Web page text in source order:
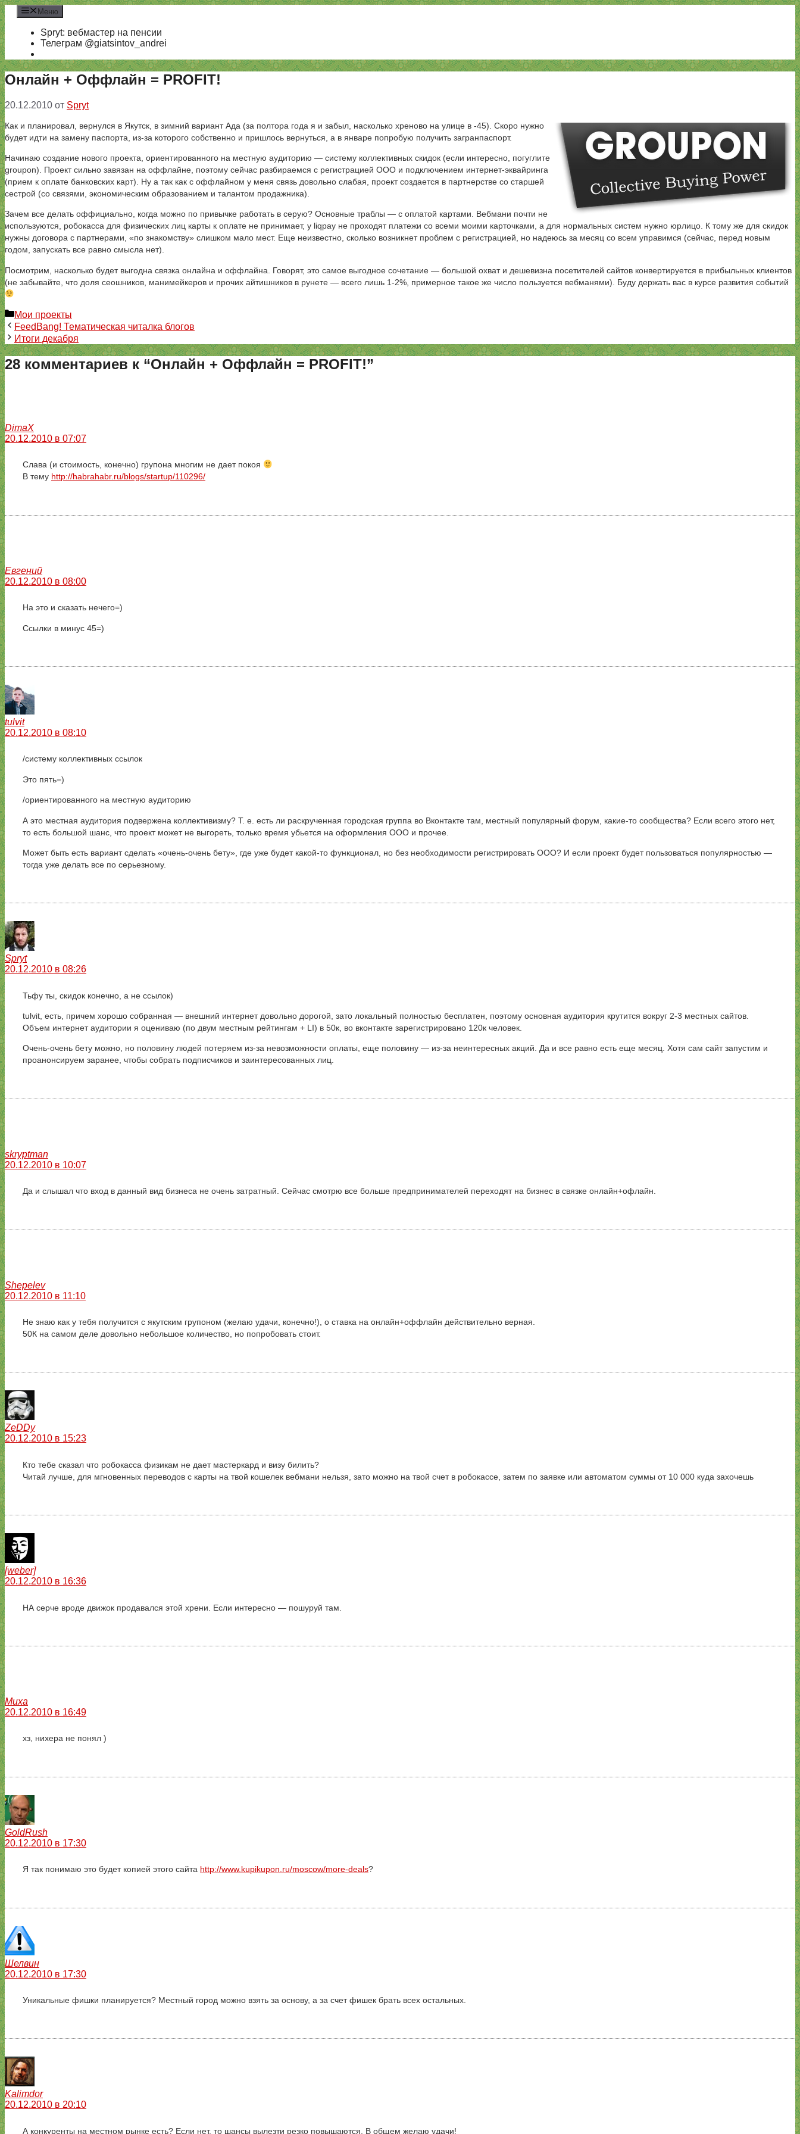
Перейти
к
содержимому
Меню
Spryt: вебмастер на пенсии
Телеграм @giatsintov_andrei
Онлайн + Оффлайн = PROFIT!
20.12.2010 от Spryt
Как и планировал, вернулся в Якутск, в зимний вариант Ада (за полтора года я и забыл, насколько хреново на улице в -45). Скоро нужно
будет идти на замену паспорта, из-за которого собственно и пришлось вернуться, а в январе попробую получить загранпаспорт.
Начинаю создание нового проекта, ориентированного на местную аудиторию — систему коллективных скидок (если интересно, погуглите
groupon). Проект сильно завязан на оффлайне, поэтому сейчас разбираемся с регистрацией ООО и подключением интернет-эквайринга
(прием к оплате банковских карт). Ну а так как с оффлайном у меня связь довольно слабая, проект создается в партнерстве со старшей
сестрой (со связями, экономическим образованием и талантом продажника).
Зачем все делать оффициально, когда можно по привычке работать в серую? Основные траблы — с оплатой картами. Вебмани почти не
используются, робокасса для физических лиц карты к оплате не принимает, у liqpay не проходят платежи со всеми моими карточками, а для нормальных систем нужно юрлицо. К тому же для скидок
нужны договора с партнерами, «по знакомству» слишком мало мест. Еще неизвестно, сколько возникнет проблем с регистрацией, но надеюсь за месяц со всем управимся (сейчас, перед новым
годом, запускать все равно смысла нет).
Посмотрим, насколько будет выгодна связка онлайна и оффлайна. Говорят, это самое выгодное сочетание — большой охват и дешевизна посетителей сайтов конвертируется в прибыльных клиентов
(не забывайте, что доля сеошников, манимейкеров и прочих айтишников в рунете — всего лишь 1-2%, примерное такое же число пользуется вебманями). Буду держать вас в курсе развития событий
Рубрики
Мои проекты
FeedBang! Тематическая читалка блогов
Итоги декабря
28 комментариев к “Онлайн + Оффлайн = PROFIT!”
DimaX
20.12.2010 в 07:07
Слава (и стоимость, конечно) групона многим не дает покоя
В тему http://habrahabr.ru/blogs/startup/110296/
Евгений
20.12.2010 в 08:00
На это и сказать нечего=)
Ссылки в минус 45=)
tulvit
20.12.2010 в 08:10
/систему коллективных ссылок
Это пять=)
/ориентированного на местную аудиторию
А это местная аудитория подвержена коллективизму? Т. е. есть ли раскрученная городская группа во Вконтакте там, местный популярный форум, какие-то сообщества? Если всего этого нет,
то есть большой шанс, что проект может не выгореть, только время убьется на оформления ООО и прочее.
Может быть есть вариант сделать «очень-очень бету», где уже будет какой-то функционал, но без необходимости регистрировать ООО? И если проект будет пользоваться популярностью —
тогда уже делать все по серьезному.
Spryt
20.12.2010 в 08:26
Тьфу ты, скидок конечно, а не ссылок)
tulvit, есть, причем хорошо собранная — внешний интернет довольно дорогой, зато локальный полностью бесплатен, поэтому основная аудитория крутится вокруг 2-3 местных сайтов.
Объем интернет аудитории я оцениваю (по двум местным рейтингам + LI) в 50к, во вконтакте зарегистрировано 120к человек.
Очень-очень бету можно, но половину людей потеряем из-за невозможности оплаты, еще половину — из-за неинтересных акций. Да и все равно есть еще месяц. Хотя сам сайт запустим и
проанонсируем заранее, чтобы собрать подписчиков и заинтересованных лиц.
skryptman
20.12.2010 в 10:07
Да и слышал что вход в данный вид бизнеса не очень затратный. Сейчас смотрю все больше предпринимателей переходят на бизнес в связке онлайн+офлайн.
Shepelev
20.12.2010 в 11:10
Не знаю как у тебя получится с якутским групоном (желаю удачи, конечно!), о ставка на онлайн+оффлайн действительно верная.
50К на самом деле довольно небольшое количество, но попробовать стоит.
ZeDDy
20.12.2010 в 15:23
Кто тебе сказал что робокасса физикам не дает мастеркард и визу билить?
Читай лучше, для мгновенных переводов с карты на твой кошелек вебмани нельзя, зато можно на твой счет в робокассе, затем по заявке или автоматом суммы от 10 000 куда захочешь
[weber]
20.12.2010 в 16:36
НА серче вроде движок продавался этой хрени. Если интересно — пошуруй там.
Миха
20.12.2010 в 16:49
хз, нихера не понял )
GoldRush
20.12.2010 в 17:30
Я так понимаю это будет копией этого сайта http://www.kupikupon.ru/moscow/more-deals?
Шелвин
20.12.2010 в 17:30
Уникальные фишки планируется? Местный город можно взять за основу, а за счет фишек брать всех остальных.
Kalimdor
20.12.2010 в 20:10
А конкуренты на местном рынке есть? Если нет, то шансы вылезти резко повышаются. В общем желаю удачи!